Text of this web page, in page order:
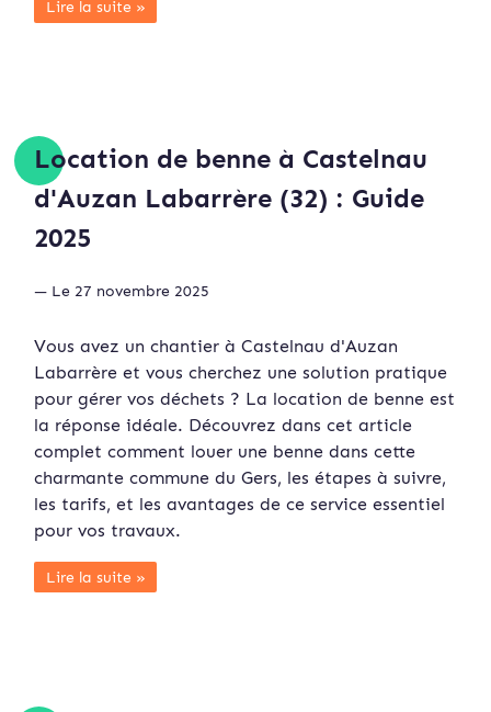
Lire la suite »
Location de benne à Castelnau
d'Auzan Labarrère (32) : Guide
2025
— Le 27 novembre 2025
Vous avez un chantier à Castelnau d'Auzan
Labarrère et vous cherchez une solution pratique
pour gérer vos déchets ? La location de benne est
la réponse idéale. Découvrez dans cet article
complet comment louer une benne dans cette
charmante commune du Gers, les étapes à suivre,
les tarifs, et les avantages de ce service essentiel
pour vos travaux.
Lire la suite »